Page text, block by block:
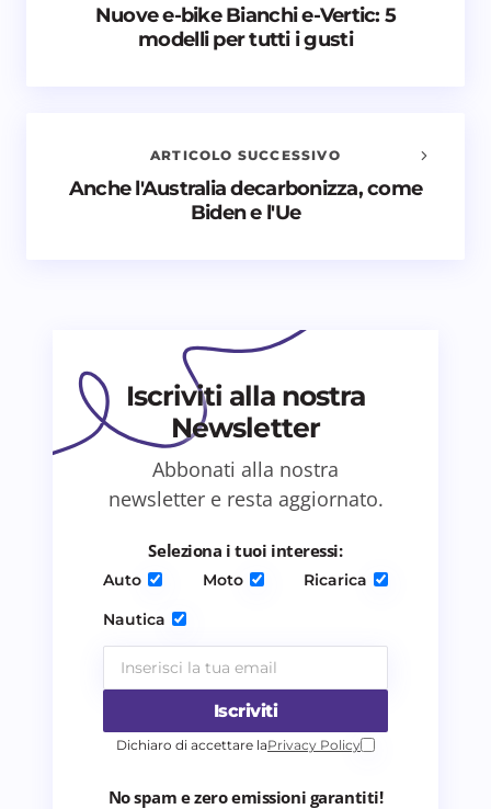
Salva il mio nome e email in questo browser
per il prossimo commento.
Avvisami quando vengono aggiunti nuovi
Invia commento
Nuove e-bike Bianchi e-Vertic: 5
modelli per tutti i gusti
ARTICOLO SUCCESSIVO
Anche l'Australia decarbonizza, come
Biden e l'Ue
Iscriviti alla nostra
Newsletter
Abbonati alla nostra
newsletter e resta aggiornato.
Seleziona i tuoi interessi:
Auto Moto
Ricarica
Nautica
Iscriviti
Dichiaro di accettare laPrivacy Policy
No spam e zero emissioni garantiti!